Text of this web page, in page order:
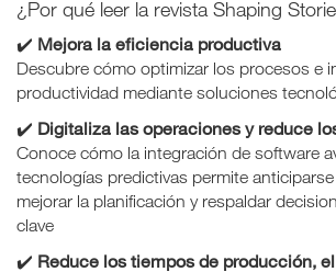
¿Por qué leer la revista Shaping
✔️ Mejora la eficiencia productiva
Descubre cómo optimizar los procesos e
productividad mediante soluciones
✔️ Digitaliza las operaciones y reduce
Conoce cómo la integración de software
tecnologías predictivas permite
mejorar la planificación y respaldar
clave
✔️ Reduce los tiempos de producción,